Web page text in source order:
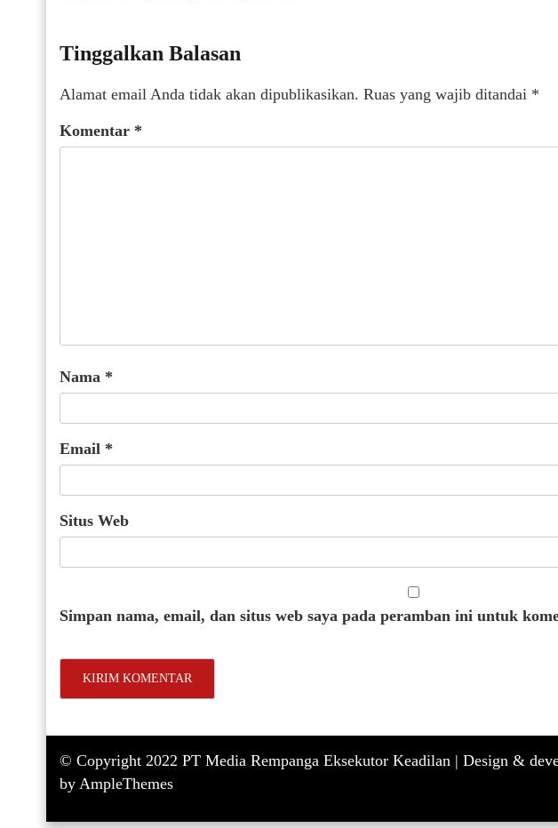
Tinggalkan Balasan
Alamat email Anda tidak akan dipublikasikan. Ruas yang wajib ditandai *
Komentar *
Nama *
Email *
Situs Web
Simpan nama, email, dan situs web saya pada peramban ini untuk
© Copyright 2022 PT Media Rempanga Eksekutor Keadilan | Design &
by AmpleThemes